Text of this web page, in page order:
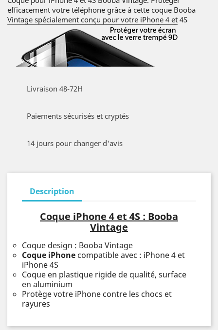
efficacement votre téléphone grâce à cette coque Booba
Vintage spécialement conçu pour votre iPhone 4 et 4S
Livraison 48-72H
Paiements sécurisés et cryptés
14 jours pour changer d'avis
Description
Coque iPhone 4 et 4S : Booba
Vintage
Coque design : Booba Vintage
Coque iPhone compatible avec : iPhone 4 et
iPhone 4S
Coque en plastique rigide de qualité, surface
en aluminium
Protège votre iPhone contre les chocs et
rayures